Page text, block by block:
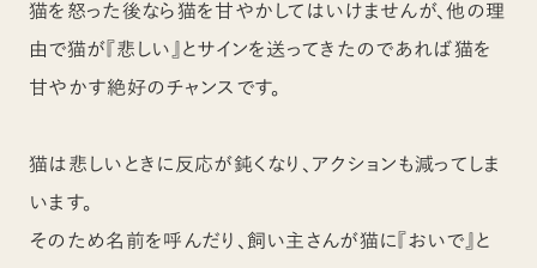
猫を怒った後なら猫を甘やかしてはいけませんが、他の理
由で猫が『悲しい』とサインを送ってきたのであれば猫を
甘やかす絶好のチャンスです。
猫は悲しいときに反応が鈍くなり、アクションも減ってしま
います。
そのため名前を呼んだり、飼い主さんが猫に『おいで』と